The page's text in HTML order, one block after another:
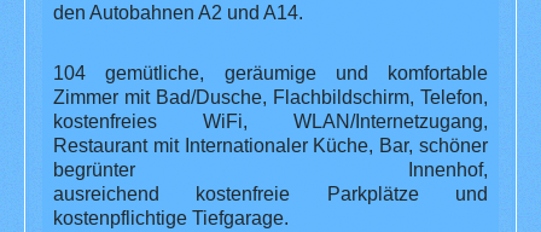
den Autobahnen A2 und A14.
104 gemütliche, geräumige und komfortable
Zimmer mit Bad/Dusche, Flachbildschirm, Telefon,
kostenfreies WiFi, WLAN/Internetzugang,
Restaurant mit Internationaler Küche, Bar, schöner
begrünter Innenhof,
ausreichend kostenfreie Parkplätze und
kostenpflichtige Tiefgarage.